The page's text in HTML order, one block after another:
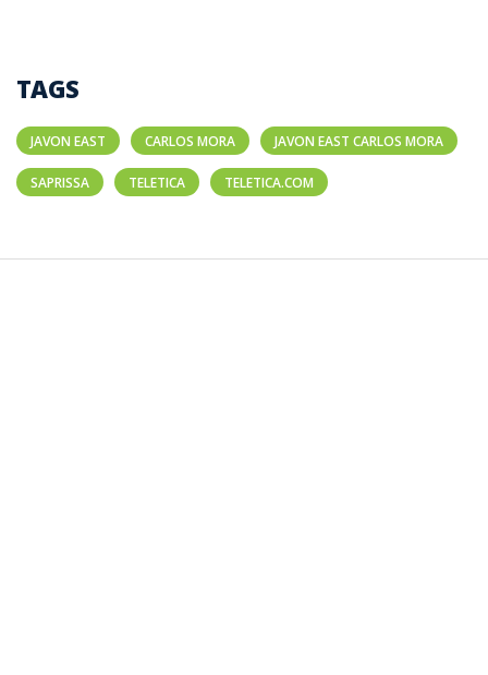
TAGS
JAVON EAST CARLOS MORA JAVON EAST CARLOS MORA
SAPRISSA TELETICA TELETICA.COM